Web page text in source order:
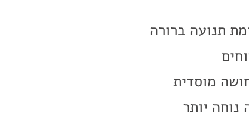
תנועה ברורה
מוסדית
יותר